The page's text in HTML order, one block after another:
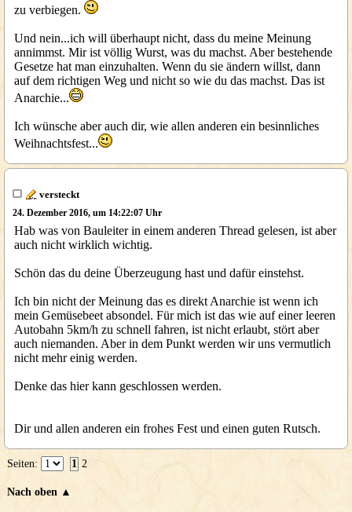
zu verbiegen.
Und nein...ich will überhaupt nicht, dass du meine Meinung
annimmst. Mir ist völlig Wurst, was du machst. Aber bestehende
Gesetze hat man einzuhalten. Wenn du sie ändern willst, dann
auf dem richtigen Weg und nicht so wie du das machst. Das ist
Anarchie...
Ich wünsche aber auch dir, wie allen anderen ein besinnliches
Weihnachtsfest...
versteckt
24. Dezember 2016, um 14:22:07 Uhr
Hab was von Bauleiter in einem anderen Thread gelesen, ist aber
auch nicht wirklich wichtig.
Schön das du deine Überzeugung hast und dafür einstehst.
Ich bin nicht der Meinung das es direkt Anarchie ist wenn ich
mein Gemüsebeet absondel. Für mich ist das wie auf einer leeren
Autobahn 5km/h zu schnell fahren, ist nicht erlaubt, stört aber
auch niemanden. Aber in dem Punkt werden wir uns vermutlich
nicht mehr einig werden.
Denke das hier kann geschlossen werden.
Dir und allen anderen ein frohes Fest und einen guten Rutsch.
Seiten: 1 2
Nach oben ▲